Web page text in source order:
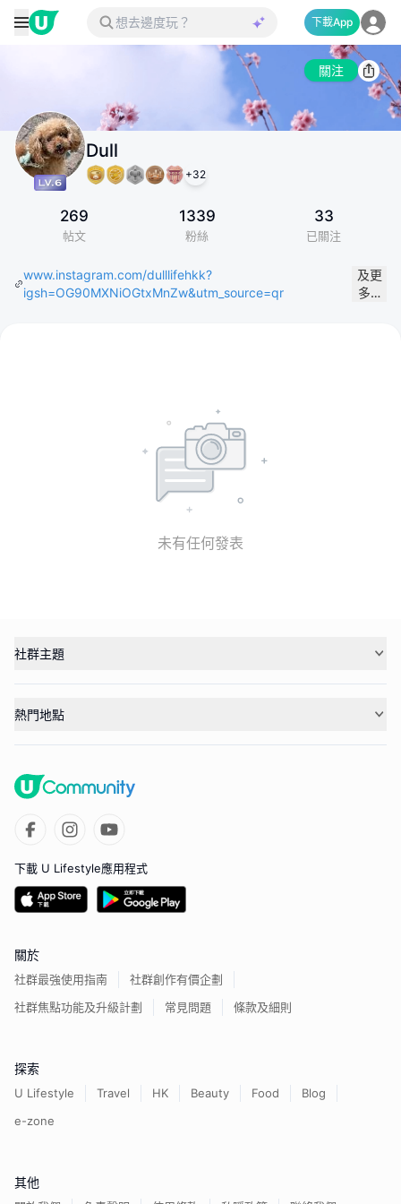
下載App
關注
Dull
+32
269
帖文
1339
粉絲
33
已關注
www.instagram.com/dulllifehkk?
igsh=OG90MXNiOGtxMnZw&utm_source=qr
及更
多…
未有任何發表
社群主題
熱門地點
下載 U Lifestyle應用程式
關於
社群最強使用指南
社群創作有價企劃
社群焦點功能及升級計劃
常見問題 條款及細則
探索
U Lifestyle Travel HK Beauty Food
Blog
e-zone
其他